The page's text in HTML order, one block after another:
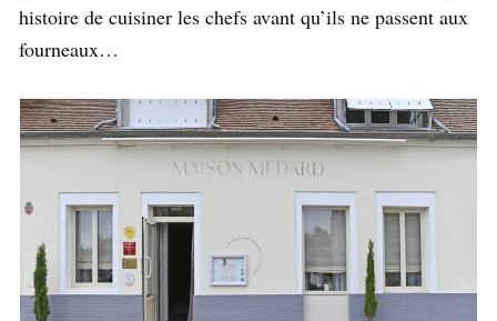
histoire de cuisiner les chefs avant qu’ils ne passent aux
fourneaux…